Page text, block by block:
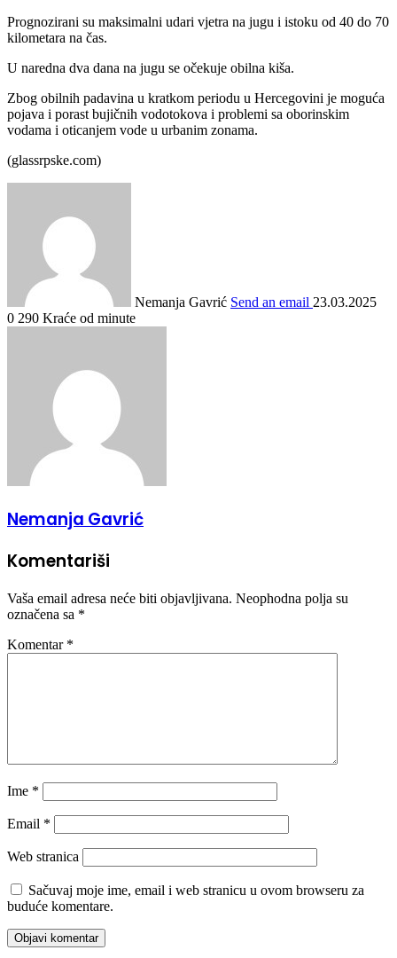
Prognozirani su maksimalni udari vjetra na jugu i istoku od 40 do 70
kilometara na čas.
U naredna dva dana na jugu se očekuje obilna kiša.
Zbog obilnih padavina u kratkom periodu u Hercegovini je moguća
pojava i porast bujičnih vodotokova i problemi sa oborinskim
vodama i oticanjem vode u urbanim zonama.
(glassrpske.com)
Nemanja Gavrić Send an email 23.03.2025
0 290 Kraće od minute
Nemanja Gavrić
Komentariši
Vaša email adresa neće biti objavljivana. Neophodna polja su
označena sa *
Komentar *
Ime *
Email *
Web stranica
Sačuvaj moje ime, email i web stranicu u ovom browseru za
buduće komentare.